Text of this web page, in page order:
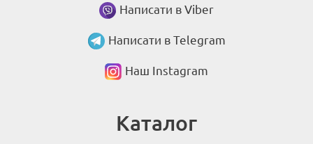
Написати в Viber
Написати в Telegram
Наш Instagram
Каталог